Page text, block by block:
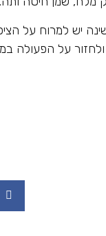
ולחזור על הפעולה